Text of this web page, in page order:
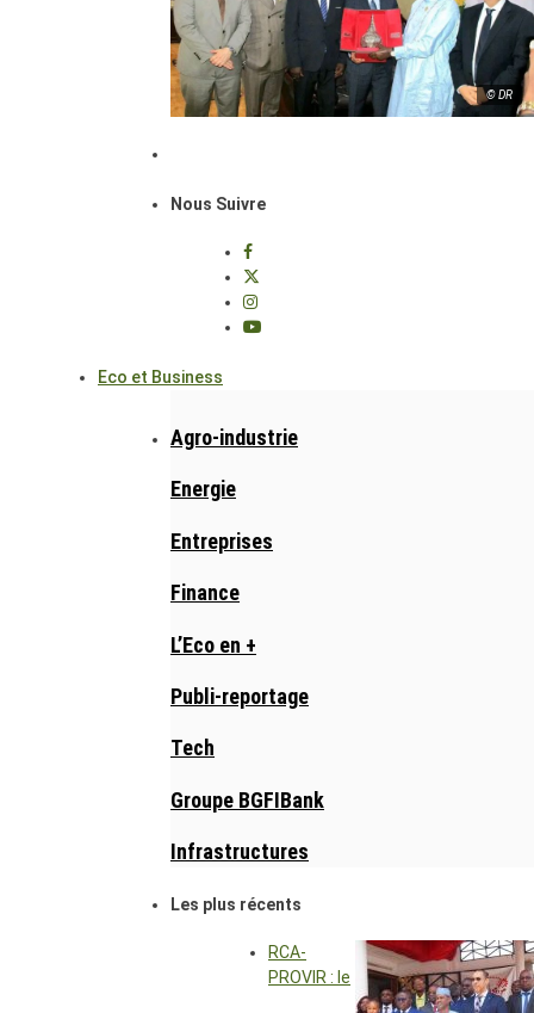
© DR
Nous Suivre
Eco et Business
Agro-industrie
Energie
Entreprises
Finance
L’Eco en +
Publi-reportage
Tech
Groupe BGFIBank
Infrastructures
Les plus récents
RCA-
PROVIR : le